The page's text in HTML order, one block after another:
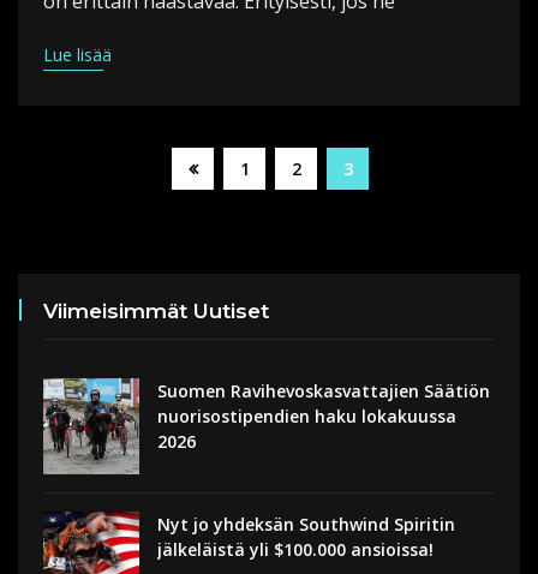
Lue lisää
1 2 3
Viimeisimmät Uutiset
Suomen Ravihevoskasvattajien Säätiön
nuorisostipendien haku lokakuussa
2026
Nyt jo yhdeksän Southwind Spiritin
jälkeläistä yli $100.000 ansioissa!